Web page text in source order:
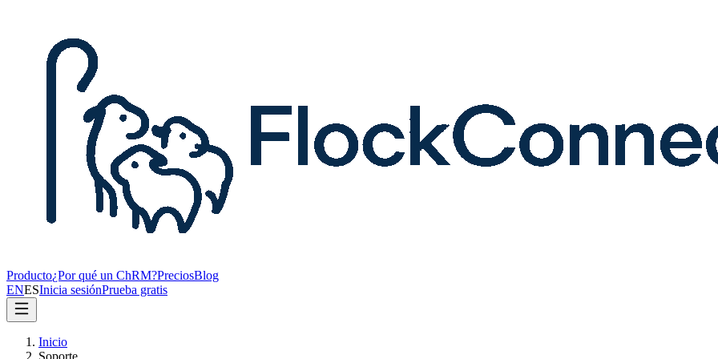
Producto¿Por qué un ChRM?PreciosBlog
ENESInicia sesiónPrueba gratis
Inicio
Soporte